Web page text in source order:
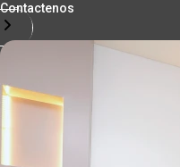
Contactenos